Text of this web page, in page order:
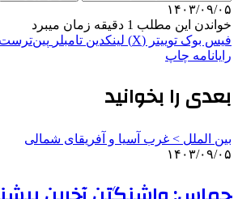
۱۴۰۳/۰۹/۰۵
خواندن این مطلب 1 دقیقه زمان میبرد
فیس بوک توییتر (X) لینکدین ‫تامبلر ‫پین‌ترست
رایانامه چاپ
بعدی را بخوانید
بین الملل > غرب آسیا و آفریقای شمالی
۱۴۰۳/۰۹/۰۵